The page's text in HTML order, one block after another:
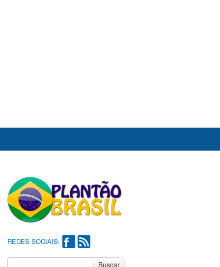
REDES SOCIAIS:
Buscar